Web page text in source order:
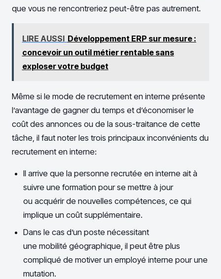
que vous ne rencontreriez peut-être pas autrement.
LIRE AUSSI Développement ERP sur mesure :
concevoir un outil métier rentable sans
exploser votre budget
Même si le mode de recrutement en interne présente
l’avantage de gagner du temps et d’économiser le
coût des annonces ou de la sous-traitance de cette
tâche, il faut noter les trois principaux inconvénients du
recrutement en interne:
Il arrive que la personne recrutée en interne ait à
suivre une formation pour se mettre à jour
ou acquérir de nouvelles compétences, ce qui
implique un coût supplémentaire.
Dans le cas d’un poste nécessitant
une mobilité géographique, il peut être plus
compliqué de motiver un employé interne pour une
mutation.